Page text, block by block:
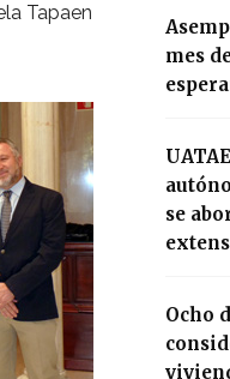
Tapaen
mes
se
Ocho